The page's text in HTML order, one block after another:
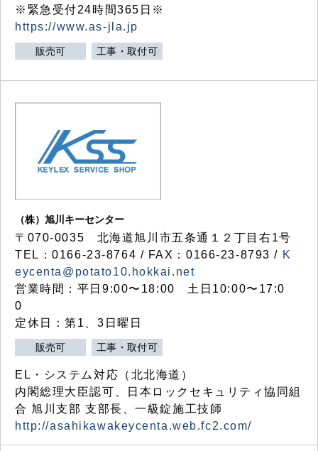
※緊急受付24時間365日※
https://www.as-jla.jp
販売可 工事・取付可
（株）旭川キーセンター
〒070-0035 北海道旭川市五条通１２丁目右1号
TEL：0166-23-8764 / FAX：0166-23-8793 / K
eycenta@potato10.hokkai.net
営業時間：平日9:00〜18:00 土日10:00〜17:0
0
定休日：第1、3日曜日
販売可 工事・取付可
EL・システム対応（北北海道）
内閣総理大臣認可、日本ロックセキュリティ協同組
合 旭川支部 支部長、一級錠施工技師
http://asahikawakeycenta.web.fc2.com/